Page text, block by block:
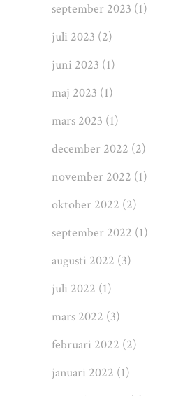
september 2023 (1)
juli 2023 (2)
juni 2023 (1)
maj 2023 (1)
mars 2023 (1)
december 2022 (2)
november 2022 (1)
oktober 2022 (2)
september 2022 (1)
augusti 2022 (3)
juli 2022 (1)
mars 2022 (3)
februari 2022 (2)
januari 2022 (1)